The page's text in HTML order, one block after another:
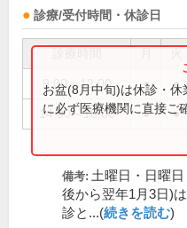
診療/受付時間・休診日
9:00～12:00 ● ●
14:00～18:00 ● ●
お盆(8月中旬)は休診・
に必ず医療機関に直接ご
備考: 土曜日・日曜
後から翌年1月3日)
診と...(続きを読む)